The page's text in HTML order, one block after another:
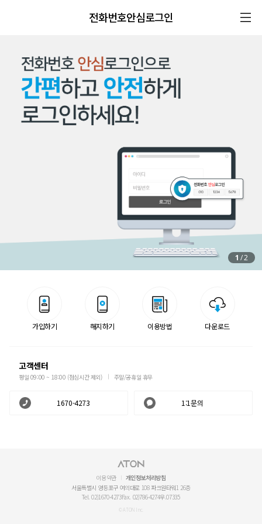
전화번호안심로그인
1 /2
가입하기 해지하기 이용방법 다운로드
고객센터
평일 09:00 ~ 18:00 (점심시간 제외) 주말/공휴일 휴무
1670-4273 1:1문의
이용약관
개인정보처리방침
서울특별시 영등포구 여의대로 108 파크원타워1 26층
Tel. 02)1670-4273Fax. 02)786-4274우.07335
© ATON Inc.